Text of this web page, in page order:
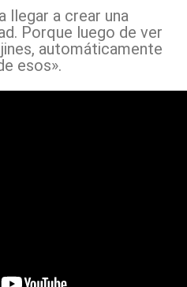
llegar a crear una
Porque luego de ver
automáticamente
esos».